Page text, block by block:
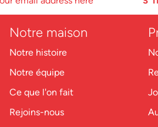
Notre maison
Notre histoire
Notre équipe
Ce que l'on fait
Rejoins-nous